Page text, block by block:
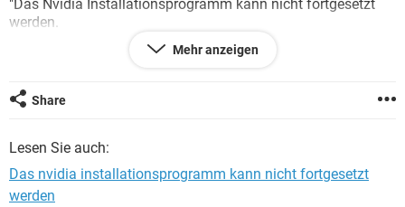
"Das Nvidia Installationsprogramm kann nicht fortgesetzt
werden.
Der Grafiktreiber konnte keine kompatible Grafikhardware
bitte um schnelle hilfe
ausgerecht eine kann ich nicht 1440x900 weiß einer woran
das liegt weil genau die auflösung brauch ich wegen mein
spiel weil des einfach perfeckt ist:D
Mehr anzeigen
Share
Lesen Sie auch:
Das nvidia installationsprogramm kann nicht fortgesetzt
werden